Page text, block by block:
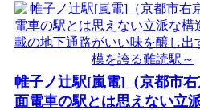
帷子ノ辻駅[嵐電]（京都市
面電車の駅とは思えない立